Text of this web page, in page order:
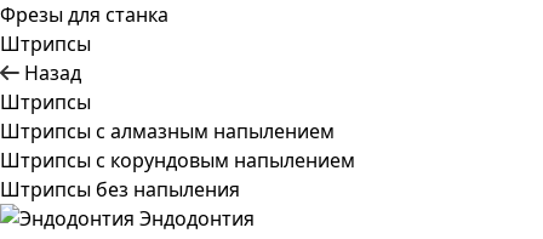
Фрезы для станка
Штрипсы
Назад
Штрипсы
Штрипсы c алмазным напылением
Штрипсы c корундовым напылением
Штрипсы без напыления
Эндодонтия